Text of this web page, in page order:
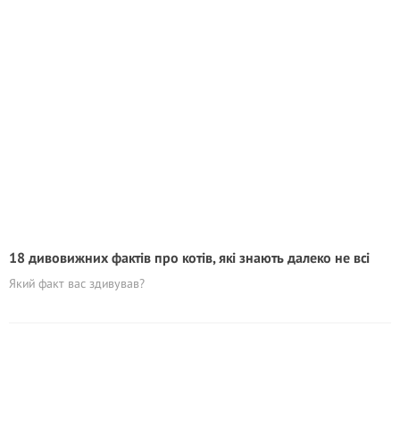
18 дивовижних фактів про котів, які знають далеко не всі
Який факт вас здивував?